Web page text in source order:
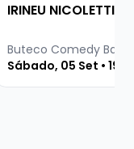
IRINEU NICOLETTI
Sábado, 05 Set • 19